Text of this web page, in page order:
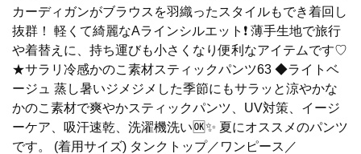
カーディガンがブラウスを羽織ったスタイルもでき着回し
抜群！ 軽くて綺麗なAラインシルエット❗️ 薄手生地で旅行
や着替えに、持ち運びも小さくなり便利なアイテムです♡
★サラリ冷感かのこ素材スティックパンツ63 ◆ライトベ
ージュ 蒸し暑いジメジメした季節にもサラッと涼やかな
かのこ素材で爽やかスティックパンツ、UV対策、イージ
ーケア、吸汗速乾、洗濯機洗い🆗✨ 夏にオススメのパンツ
です。 (着用サイズ) タンクトップ／ワンピース／